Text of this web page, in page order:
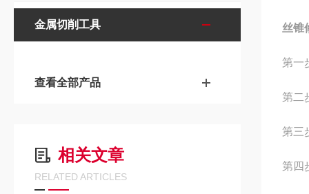
金属切削工具
查看全部产品
相关文章
RELATED ARTICLES
丝锥
第一
第二
第三
第四